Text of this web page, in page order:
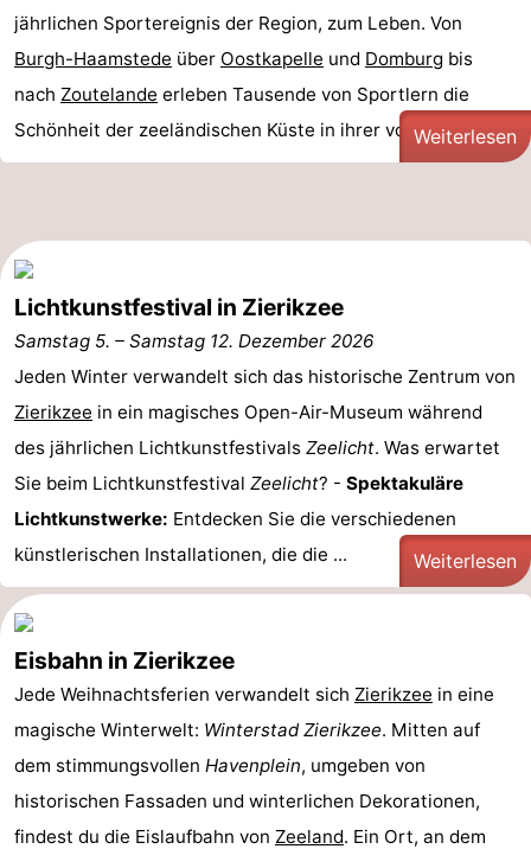
jährlichen Sportereignis der Region, zum Leben. Von
Burgh-Haamstede über Oostkapelle und Domburg bis
nach Zoutelande erleben Tausende von Sportlern die
Schönheit der zeeländischen Küste in ihrer vollen ...Weiterlesen
Lichtkunstfestival in Zierikzee
Samstag 5. – Samstag 12. Dezember 2026
Jeden Winter verwandelt sich das historische Zentrum von
Zierikzee in ein magisches Open-Air-Museum während
des jährlichen Lichtkunstfestivals Zeelicht. Was erwartet
Sie beim Lichtkunstfestival Zeelicht? - Spektakuläre
Lichtkunstwerke: Entdecken Sie die verschiedenen
künstlerischen Installationen, die die ...
Weiterlesen
Eisbahn in Zierikzee
Jede Weihnachtsferien verwandelt sich Zierikzee in eine
magische Winterwelt: Winterstad Zierikzee. Mitten auf
dem stimmungsvollen Havenplein, umgeben von
historischen Fassaden und winterlichen Dekorationen,
findest du die Eislaufbahn von Zeeland. Ein Ort, an dem